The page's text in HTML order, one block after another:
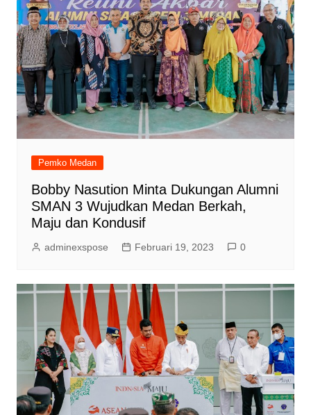
Pemko Medan
Bobby Nasution Minta Dukungan Alumni
SMAN 3 Wujudkan Medan Berkah,
Maju dan Kondusif
adminexspose Februari 19, 2023 0